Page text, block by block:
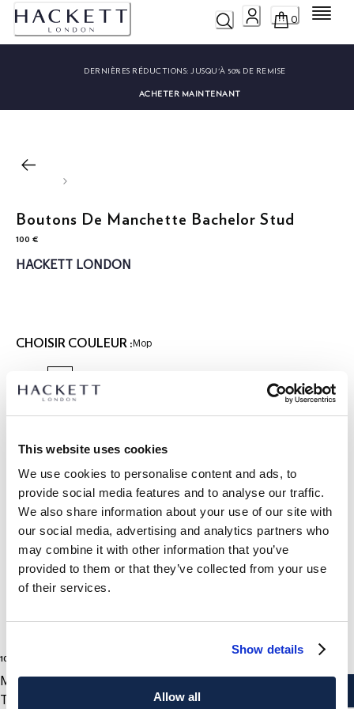
This website uses cookies
We use cookies to personalise content and ads, to
provide social media features and to analyse our traffic.
We also share information about your use of our site with
our social media, advertising and analytics partners who
may combine it with other information that you’ve
provided to them or that they’ve collected from your use
of their services.
Show details
Allow all
0 Menu
DERNIÈRES RÉDUCTIONS: JUSQU'À 50% DE REMISE
ACHETER MAINTENANT
Boutons De Manchette Bachelor Stud
100 €
current price 100 €
HACKETT LONDON
CHOISIR COULEUR : Mop
SÉLECTIONNEZ LA TAILLE :
DÉTAILS DU PRODUIT
DESCRIPTION
HM100998
- Hackett London
- Boutons de manchette classiques Bachelor Stud
où vous êtes pressé
LIVRAISON ET RETOURS
Livraison et retours gratuits
Cliquez et Collectez GRATUITE: entre 4-5 jours ouvrables
100 €
current price 100 €
MOP
Taille
AJOUTER AU PANIER
HACKETT NEWSLETTER